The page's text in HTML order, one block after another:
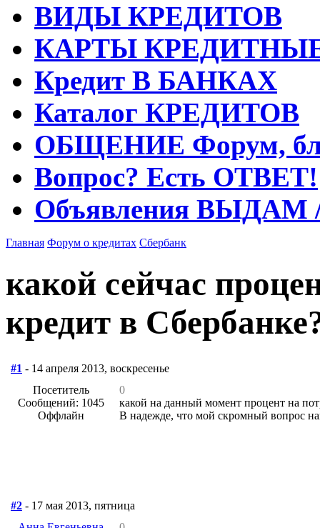
ВИДЫ КРЕДИТОВ
КАРТЫ
Кредит В БАНКАХ
Каталог КРЕДИТОВ
ОБЩЕНИЕ Форум,
Вопрос? Есть ОТВЕТ!
Объявления ВЫДАМ
Главная Форум о кредитах Сбербанк
какой сейчас
кредит в
#1 - 14 апреля 2013, воскресенье
Посетитель
Сообщений: 1045
Оффлайн
0
какой на данный момент процент на
В надежде, что мой скромный вопрос
#2 - 17 мая 2013, пятница